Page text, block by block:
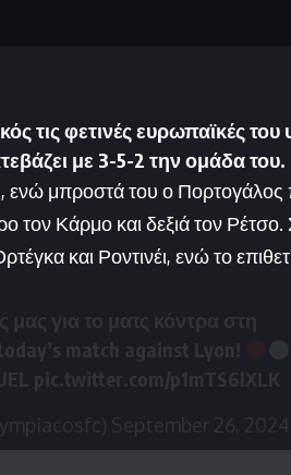
τις φετινές ευρωπαϊκές
με 3-5-2 την ομάδα του.
ενώ μπροστά του ο
τον Κάρμο και δεξιά τον Ρέτσο.
και Ροντινέι, ενώ το